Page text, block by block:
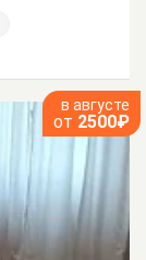
в августе
от 2500₽